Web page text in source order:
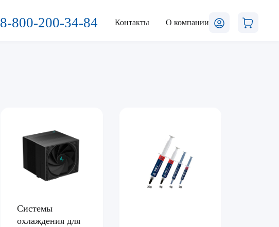
8-800-200-34-84 Контакты О компании
Системы
охлаждения для